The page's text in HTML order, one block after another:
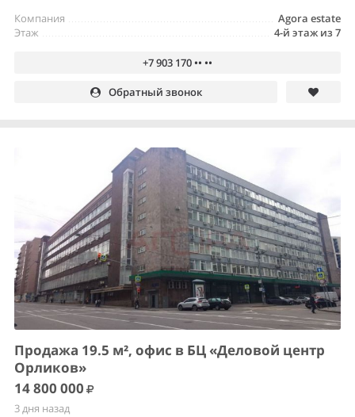
Agora estate
Компания
4-й этаж из 7
Этаж
+7 903 170 •• ••
Обратный звонок
Продажа 19.5 м², офис в БЦ «Деловой центр
Орликов»
14 800 000
3 дня назад